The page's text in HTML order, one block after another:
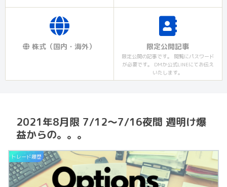
株式（国内・海外） 限定公開記事
限定公開の記事です。 閲覧にパスワード
が必要です。 DMか公式LINEにてお伝え
いたします。
2021年8月限 7/12～7/16夜間 週明け爆
益からの。。。
トレード履歴